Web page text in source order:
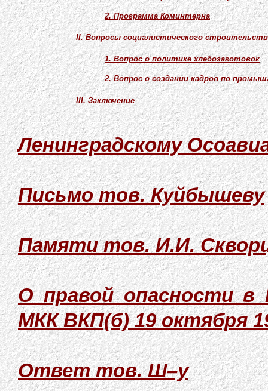
2. Программа Коминтерна
II. Вопросы социалистического
1. Вопрос о политике хлебозаготовок
2. Вопрос о создании кадров по
III. Заключение
Ленинградскому
Письмо тов. Куйбышеву
Памяти тов. И.И.
О правой опасности
МКК ВКП(б) 19 октября
Ответ тов. Ш–у